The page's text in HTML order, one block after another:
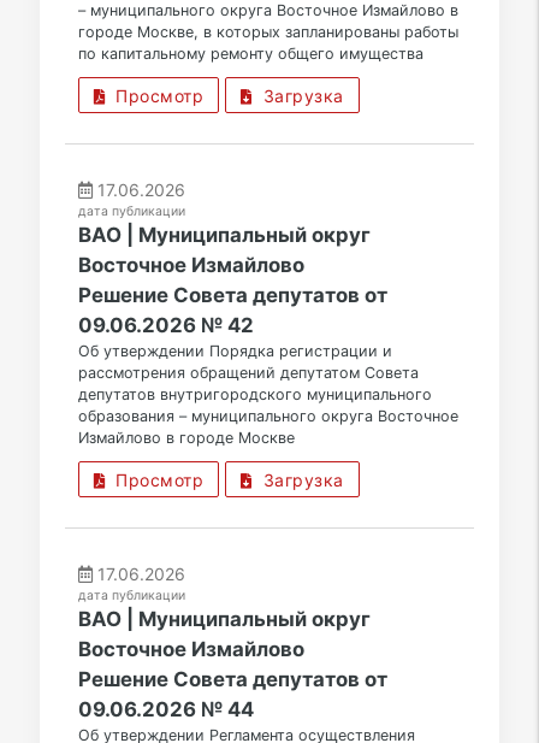
– муниципального округа Восточное Измайлово в
городе Москве, в которых запланированы работы
по капитальному ремонту общего имущества
Просмотр Загрузка
17.06.2026
дата публикации
ВАО | Муниципальный округ
Восточное Измайлово
Решение Совета депутатов от
09.06.2026 № 42
Об утверждении Порядка регистрации и
рассмотрения обращений депутатом Совета
депутатов внутригородского муниципального
образования – муниципального округа Восточное
Измайлово в городе Москве
Просмотр Загрузка
17.06.2026
дата публикации
ВАО | Муниципальный округ
Восточное Измайлово
Решение Совета депутатов от
09.06.2026 № 44
Об утверждении Регламента осуществления